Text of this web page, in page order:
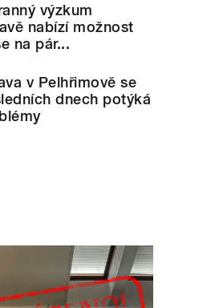
výzkum
nabízí možnost
na pár...
v Pelhřimově se
dnech potýká